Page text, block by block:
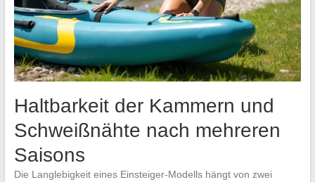
Haltbarkeit der Kammern und
Schweißnähte nach mehreren
Saisons
Die Langlebigkeit eines Einsteiger-Modells hängt von zwei